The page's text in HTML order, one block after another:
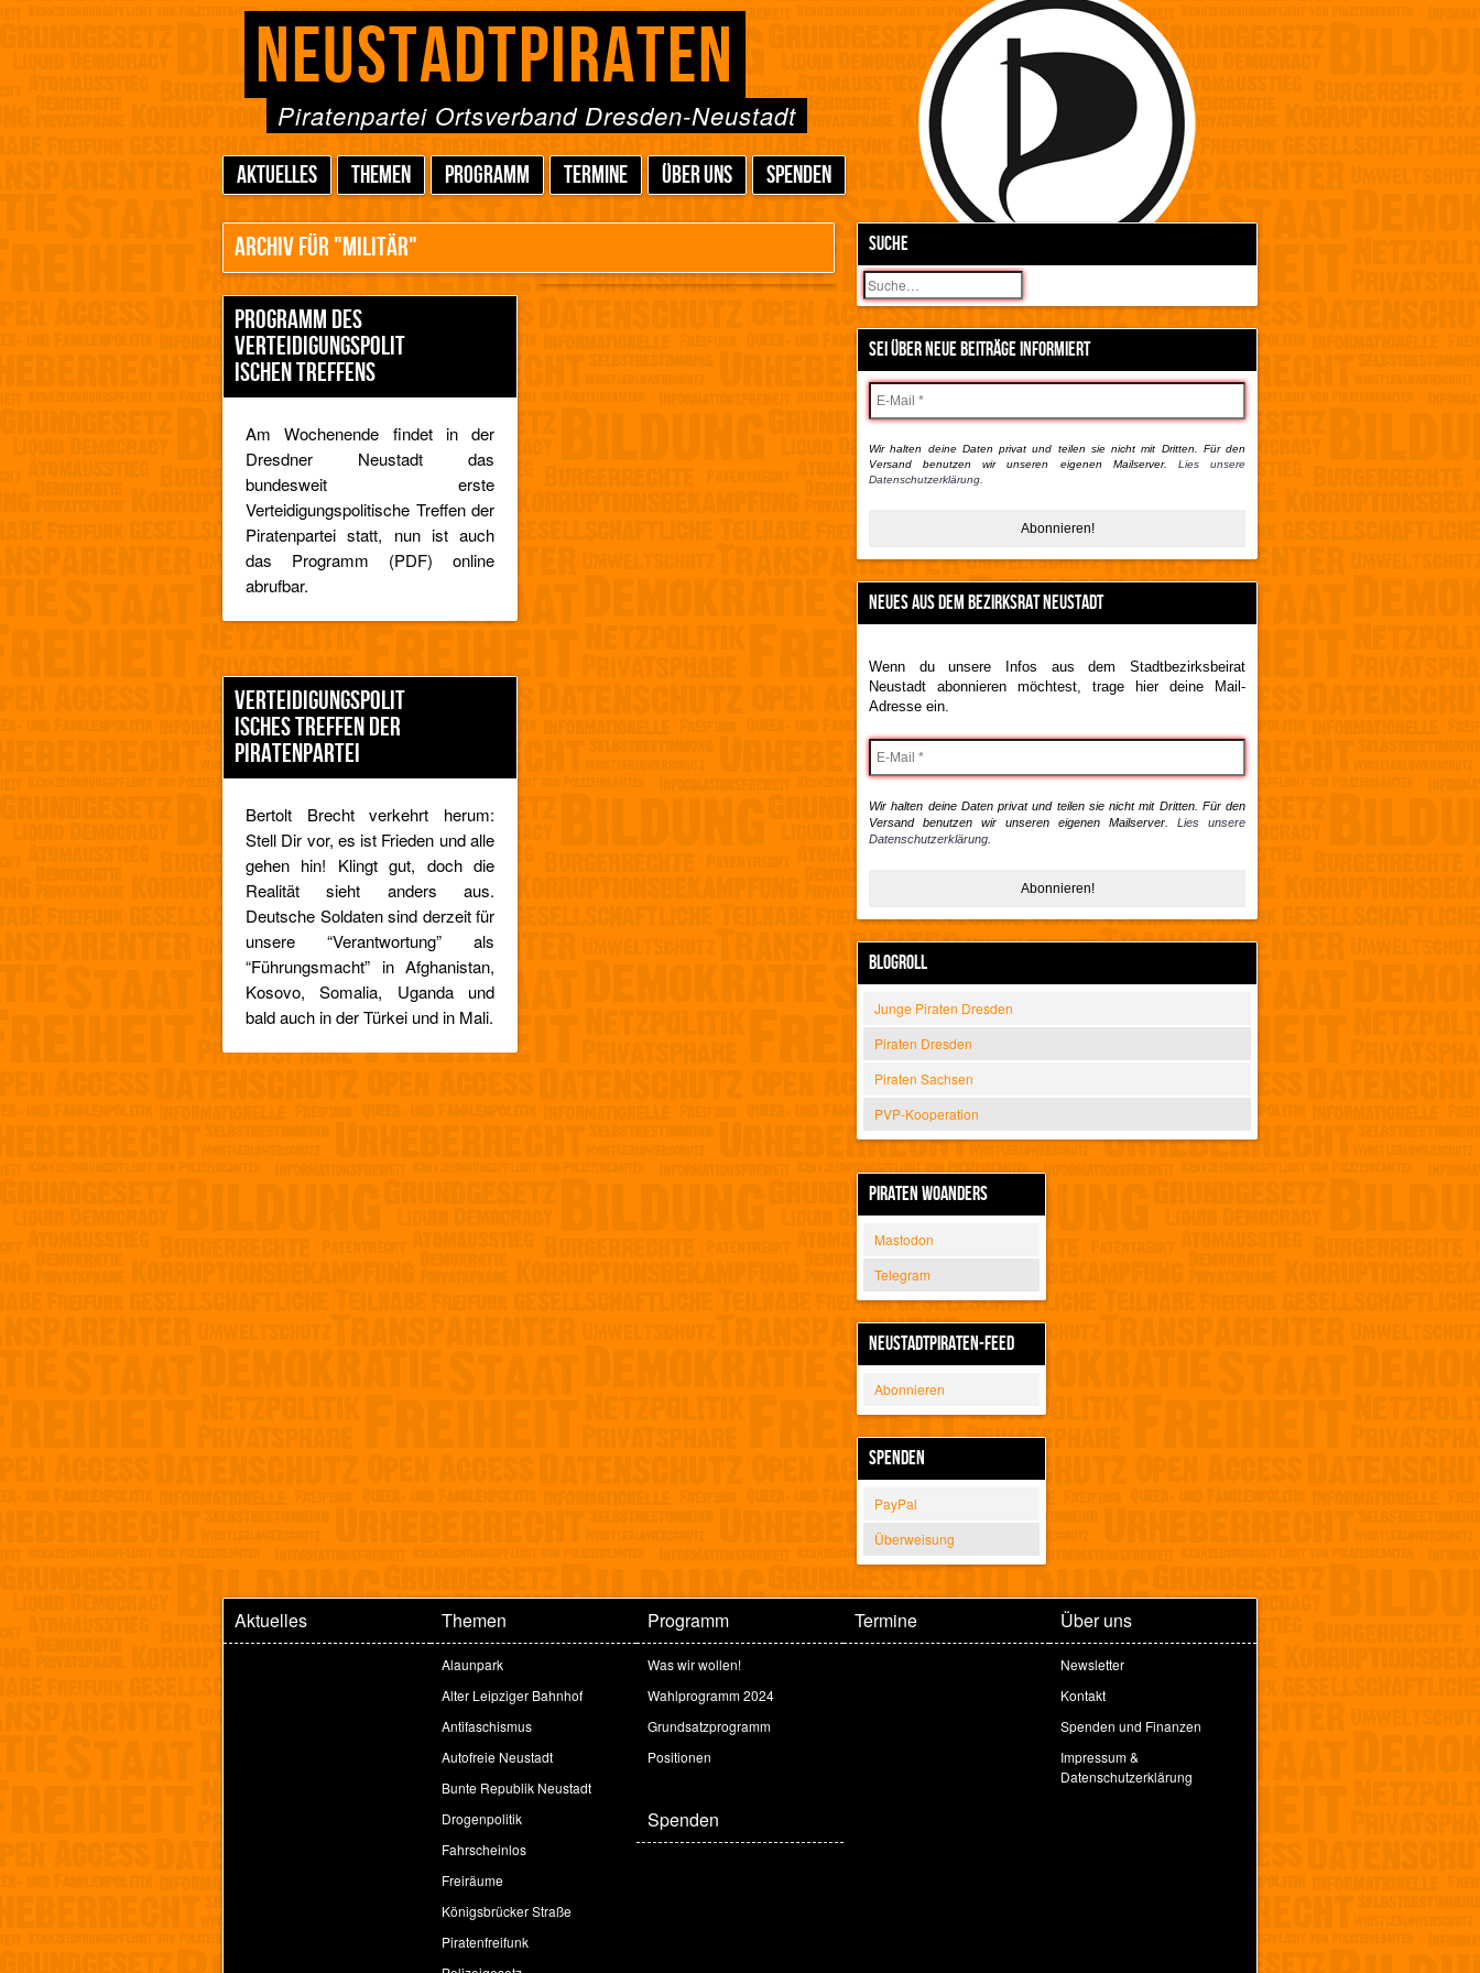
NEUSTADTPIRATEN
Piratenpartei Ortsverband Dresden-Neustadt
AKTUELLES THEMEN PROGRAMM TERMINE ÜBER UNS SPENDEN
SUCHE
Suchen
SEI ÜBER NEUE BEITRÄGE INFORMIERT
Wir halten deine Daten privat und teilen sie nicht mit Dritten. Für den
Versand benutzen wir unseren eigenen Mailserver. Lies unsere
Datenschutzerklärung.
NEUES AUS DEM BEZIRKSRAT NEUSTADT
Wenn du unsere Infos aus dem Stadtbezirksbeirat
Neustadt abonnieren möchtest, trage hier deine Mail-
Adresse ein.
Wir halten deine Daten privat und teilen sie nicht mit Dritten. Für den
Versand benutzen wir unseren eigenen Mailserver. Lies unsere
Datenschutzerklärung.
BLOGROLL
Junge Piraten Dresden
Piraten Dresden
Piraten Sachsen
PVP-Kooperation
PIRATEN WOANDERS
Mastodon
Telegram
NEUSTADTPIRATEN-FEED
Abonnieren
SPENDEN
PayPal
Überweisung
ARCHIV FÜR "MILITÄR"
PROGRAMM DES
VERTEIDIGUNGSPOLIT
ISCHEN TREFFENS
Am Wochenende findet in der
Dresdner Neustadt das
bundesweit erste
Verteidigungspolitische Treffen der
Piratenpartei statt, nun ist auch
das Programm (PDF) online
abrufbar.
VERTEIDIGUNGSPOLIT
ISCHES TREFFEN DER
PIRATENPARTEI
Bertolt Brecht verkehrt herum:
Stell Dir vor, es ist Frieden und alle
gehen hin! Klingt gut, doch die
Realität sieht anders aus.
Deutsche Soldaten sind derzeit für
unsere “Verantwortung” als
“Führungsmacht” in Afghanistan,
Kosovo, Somalia, Uganda und
bald auch in der Türkei und in Mali.
Aktuelles Themen
Alaunpark
Alter Leipziger Bahnhof
Antifaschismus
Autofreie Neustadt
Bunte Republik Neustadt
Drogenpolitik
Fahrscheinlos
Freiräume
Königsbrücker Straße
Piratenfreifunk
Programm
Was wir wollen!
Wahlprogramm 2024
Grundsatzprogramm
Positionen
Termine Über uns
Newsletter
Kontakt
Spenden und Finanzen
Impressum &
Datenschutzerklärung
Spenden